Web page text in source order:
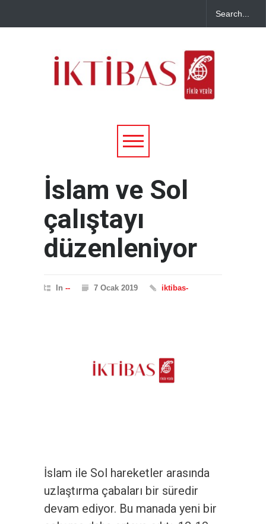
İslam ve Sol
çalıştayı
düzenleniyor
In -- 7 Ocak 2019 iktibas-
İslam ile Sol hareketler arasında
uzlaştırma çabaları bir süredir
devam ediyor. Bu manada yeni bir